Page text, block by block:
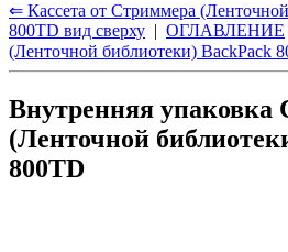
⇐ Кассета от Стриммера
800TD вид сверху | ОГЛАВЛЕНИЕ
(Ленточной библиотеки) BackPack
Внутренняя упаковка
(Ленточной
800TD